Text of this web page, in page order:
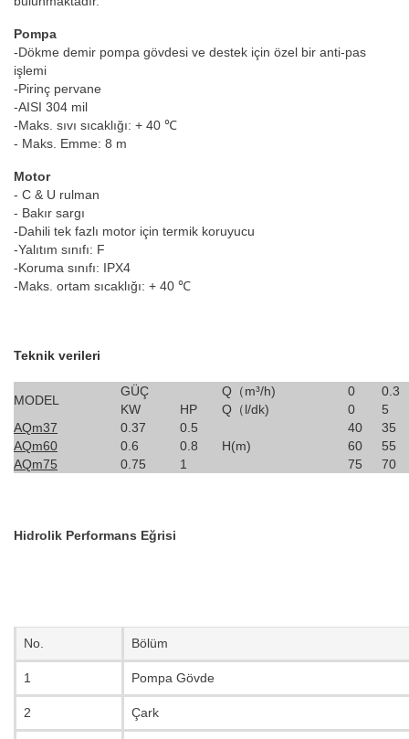
Pompa
-Dökme demir pompa gövdesi ve destek için özel bir anti-pas
işlemi
-Pirinç pervane
-AISI 304 mil
-Maks. sıvı sıcaklığı: + 40 ℃
- Maks. Emme: 8 m
Motor
- C & U rulman
- Bakır sargı
-Dahili tek fazlı motor için termik koruyucu
-Yalıtım sınıfı: F
-Koruma sınıfı: IPX4
-Maks. ortam sıcaklığı: + 40 ℃
Teknik verileri
MODEL
GÜÇ Q（m³/h) 0
0.3
KW
HP Q（l/dk) 0
5
AQm37
0.37
0.5
H(m)
40
35
AQm60
0.6 0.8 60
55
AQm75
0.75 1 75 70
Hidrolik Performans Eğrisi
No. Bölüm
1 Pompa Gövde
2 Çark